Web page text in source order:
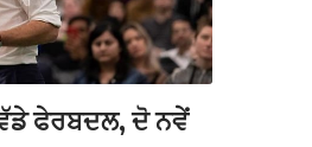
ਫੇਰਬਦਲ, ਦੋ ਨਵੇਂ